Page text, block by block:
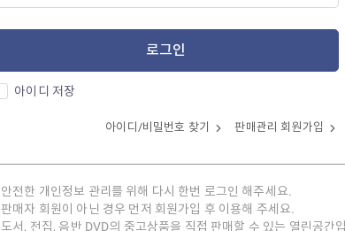
로그인
아이디 저장
아이디/비밀번호 찾기 판매관리 회원가입
안전한 개인정보 관리를 위해 다시 한번 로그인 해주세요.
판매자 회원이 아닌 경우 먼저 회원가입 후 이용해 주세요.
도서, 전집, 음반 DVD의 중고상품을 직접 판매할 수 있는 열린공간